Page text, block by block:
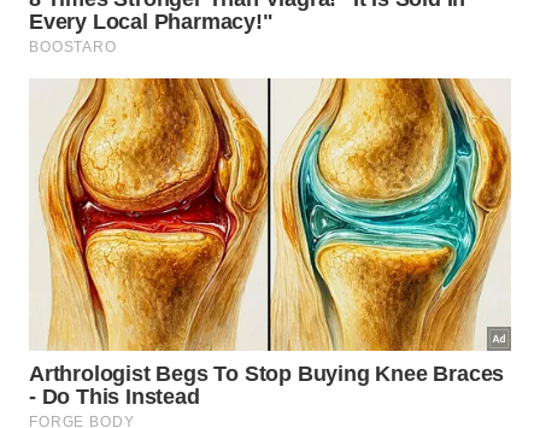
integrar varreduras frequentes, reposição de areia
entre blocos e uso moderado do herbicida natural
apenas em períodos de maior infestação. Com essa
estratégia, pátios e caminhos tendem a permanecer
mais limpos ao longo do ano, reduzindo a
necessidade de produtos agressivos sem abrir mão
da praticidade no controle do mato.